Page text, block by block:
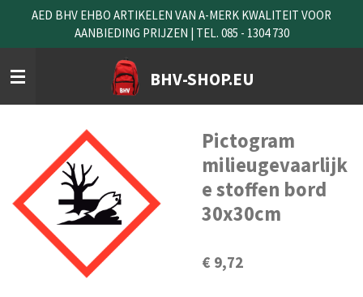
naar
de
hoofdinhoud
BHV-SHOP.EU
AED BHV EHBO ARTIKELEN VAN A-MERK KWALITEIT VOOR
AANBIEDING PRIJZEN | TEL. 085 - 1304 730
Pictogram
milieugevaarlijk
e stoffen bord
30x30cm
€ 9,72